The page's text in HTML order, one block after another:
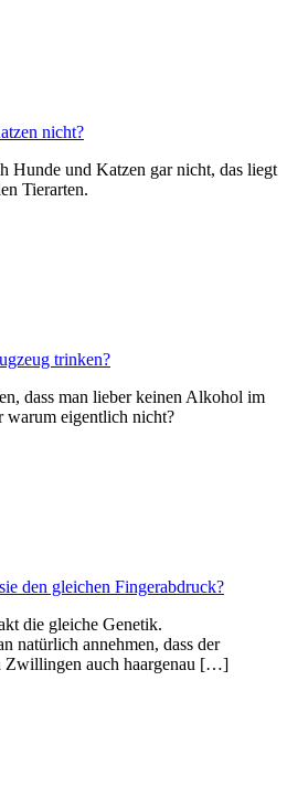
nicht?
Hunde und Katzen gar nicht, das liegt
Tierarten.
trinken?
dass man lieber keinen Alkohol im
warum eigentlich nicht?
den gleichen Fingerabdruck?
die gleiche Genetik.
natürlich annehmen, dass der
Zwillingen auch haargenau […]